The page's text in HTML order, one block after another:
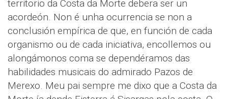
territorio da Costa da Morte debera ser un
acordeón. Non é unha ocurrencia se non a
conclusión empírica de que, en función de cada
organismo ou de cada iniciativa, encollemos ou
alongámonos coma se dependéramos das
habilidades musicais do admirado Pazos de
Merexo. Meu pai sempre me dixo que a Costa da